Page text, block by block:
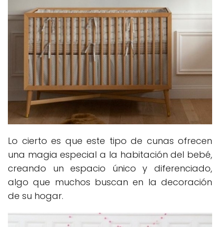
Lo cierto es que este tipo de cunas ofrecen
una magia especial a la habitación del bebé,
creando un espacio único y diferenciado,
algo que muchos buscan en la decoración
de su hogar.